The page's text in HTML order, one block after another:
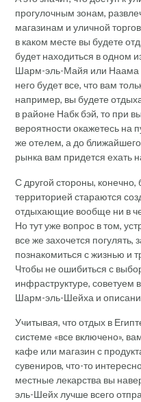
прогулочным зонам,
магазинам и уличной
в каком месте вы будете
будет находиться в одном
Шарм-эль-Майя или Наама
него будет все, что вам
например, вы будете
в районе Набк бэй, то при
вероятности окажетесь на
же отелем, а до
рынка вам придется ехать
С другой стороны,
территорией стараются
отдыхающие вообще ни в
Но тут уже вопрос в том,
все же захочется
познакомиться с жизнью и
Чтобы не ошибиться с
инфраструктуре, советуем
Шарм-эль-Шейха и
Учитывая, что отдых в
системе «все включено»,
кафе или магазин с
сувениров, что-то
местные лекарства вы
эль-Шейх лучше всего